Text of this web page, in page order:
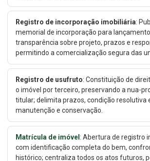
Registro de incorporação imobiliária:
memorial de incorporação para
transparência sobre projeto, prazos e
permitindo a comercialização segura das
Registro de usufruto: Constituição de
o imóvel por terceiro, preservando a nua-
titular; delimita prazos, condição resolutiva
manutenção e conservação.
Matrícula de imóvel : Abertura de registro
com identificação completa do bem,
histórico; centraliza todos os atos futuros,